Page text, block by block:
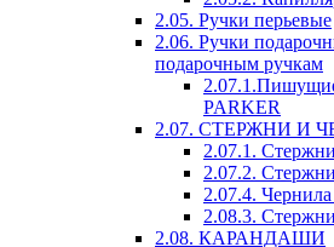
2.05. Ручки перьевые
2.06. Ручки
подарочным ручкам
PARKER
2.07. СТЕРЖНИ И
2.07.1.
2.07.2.
2.07.4.
2.08.3.
2.08. КАРАНДАШИ